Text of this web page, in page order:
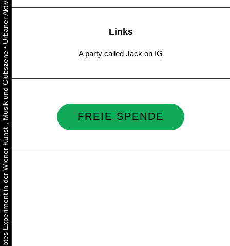
•
Links
A party called Jack on IG
FREIE SPENDE